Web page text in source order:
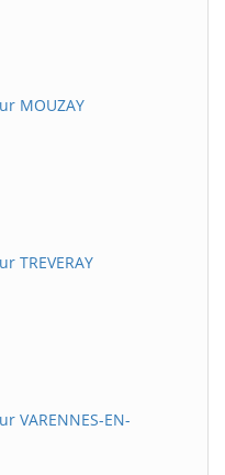
MOUZAY
TREVERAY
VARENNES-EN-